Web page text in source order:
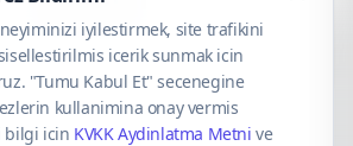
Tüm hakları saklıdır.
iyilestirmek, site trafikini
icerik sunmak icin
"Tumu Kabul Et" secenegine
kullanimina onay vermis
bilgi icin KVKK Aydinlatma Metni ve